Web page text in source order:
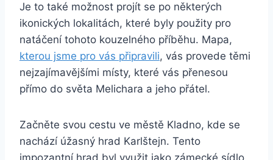
Je to také možnost projít‌ se po některých
ikonických lokalitách, které⁤ byly použity pro
natáčení tohoto kouzelného příběhu. Mapa,
kterou jsme pro vás⁤ připravili, ​vás provede těmi
nejzajímavějšími místy, které vás⁤ přenesou
přímo do světa Melichara a jeho přátel.
Začněte svou⁣ cestu ve ​městě Kladno, kde se
nachází úžasný hrad Karlštejn. Tento